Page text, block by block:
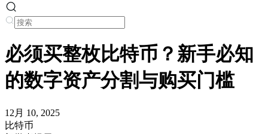
必须买整枚比特币？新手必知
的数字资产分割与购买门槛
12月 10, 2025
比特币